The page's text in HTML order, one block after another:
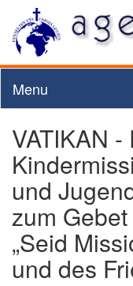
Menu
VATIKAN
und
zum
„Seid
und des